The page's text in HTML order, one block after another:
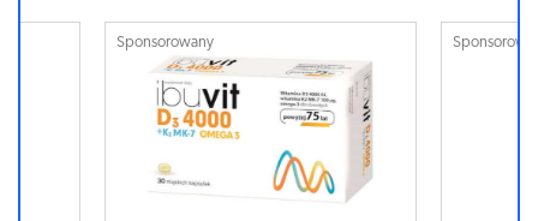
Sponsorowany